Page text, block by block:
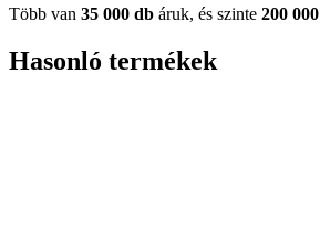
Több van 35 000 db áruk, és szinte 200
Hasonló termékek